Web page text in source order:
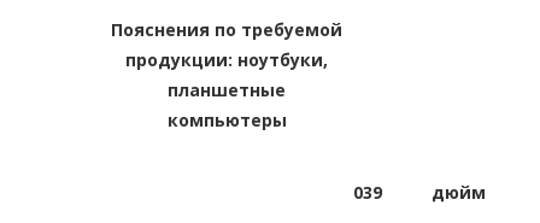
Пояснения по требуемой
продукции: ноутбуки,
планшетные
компьютеры
039 дюйм